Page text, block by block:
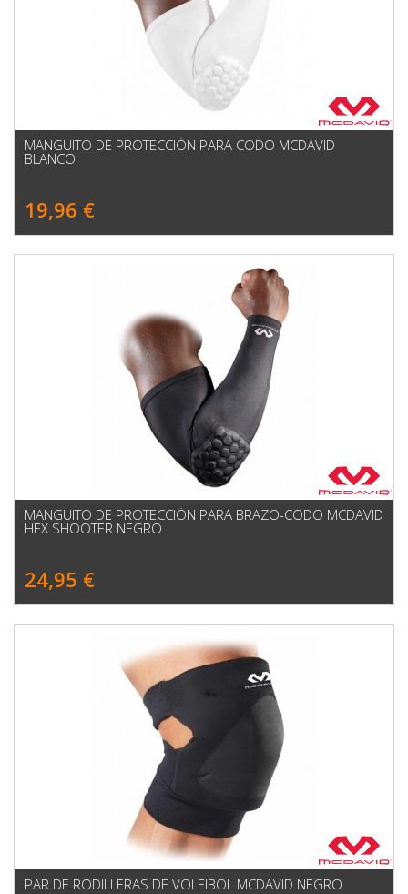
MANGUITO DE PROTECCIÓN PARA CODO MCDAVID
BLANCO
19,96 €
MANGUITO DE PROTECCIÓN PARA BRAZO-CODO MCDAVID
HEX SHOOTER NEGRO
24,95 €
PAR DE RODILLERAS DE VOLEIBOL MCDAVID NEGRO